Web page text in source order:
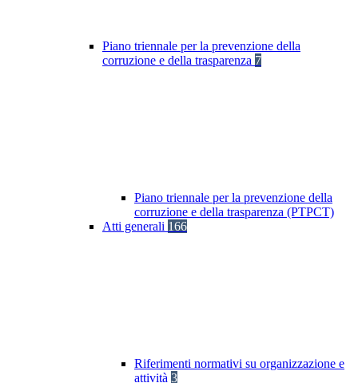
Piano triennale per la prevenzione della
corruzione e della trasparenza 7
Piano triennale per la prevenzione della
corruzione e della trasparenza (PTPCT)
Atti generali 166
Riferimenti normativi su organizzazione e
attività 3